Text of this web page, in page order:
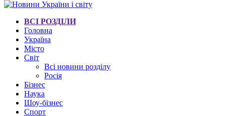
ВСІ РОЗДІЛИ
Головна
Україна
Місто
Світ
Всі новини розділу
Росія
Бізнес
Наука
Шоу-бізнес
Спорт